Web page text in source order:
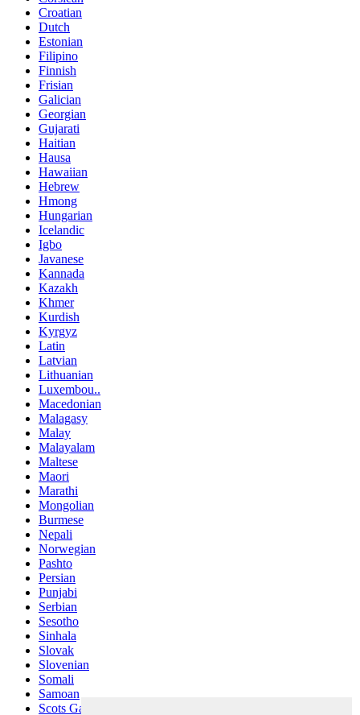
Croatian
Dutch
Estonian
Filipino
Finnish
Frisian
Galician
Georgian
Gujarati
Haitian
Hausa
Hawaiian
Hebrew
Hmong
Hungarian
Icelandic
Igbo
Javanese
Kannada
Kazakh
Khmer
Kurdish
Kyrgyz
Latin
Latvian
Lithuanian
Luxembou..
Macedonian
Malagasy
Malay
Malayalam
Maltese
Maori
Marathi
Mongolian
Burmese
Nepali
Norwegian
Pashto
Persian
Punjabi
Serbian
Sesotho
Sinhala
Slovak
Slovenian
Somali
Samoan
Scots Gaelic